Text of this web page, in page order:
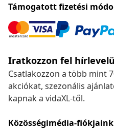
Támogatott fizetési
Iratkozzon fel
Csatlakozzon a több mint
akciókat, szezonális
kapnak a vidaXL-től.
Közösségimédia-fiókjaink